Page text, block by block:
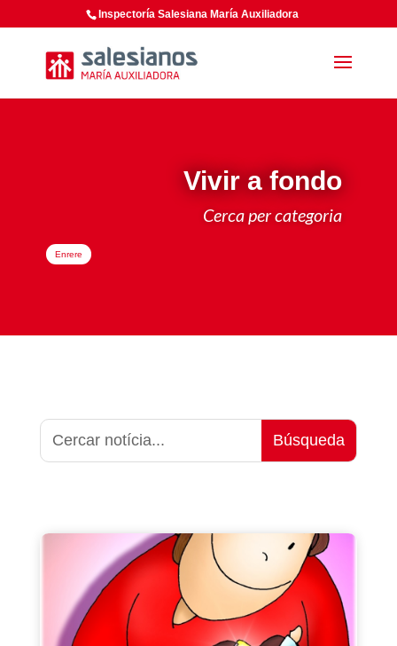
Inspectoría Salesiana María Auxiliadora
Vivir a fondo
Cerca per categoria
Enrere